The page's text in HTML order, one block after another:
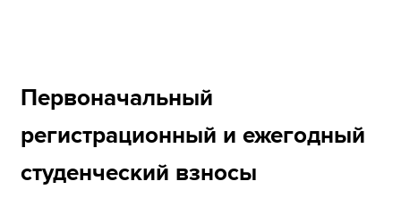
Первоначальный
регистрационный и ежегодный
студенческий взносы